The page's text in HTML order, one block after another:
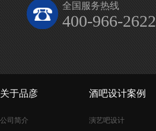
全国服务热线
400-966-2622
关于品彦
公司简介
酒吧设计案例
演艺吧设计